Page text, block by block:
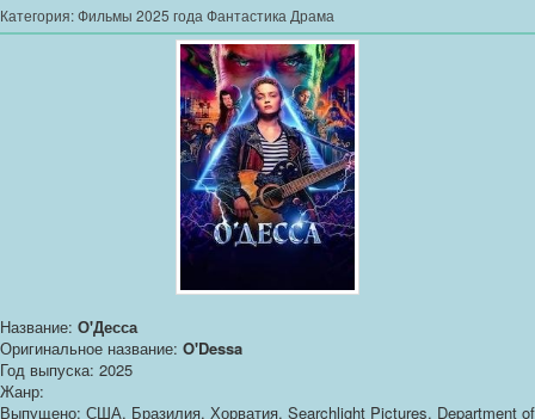
Категория:Фильмы 2025 года Фантастика Драма
Название: О'Десса
Оригинальное название: O'Dessa
Год выпуска: 2025
Жанр:
Выпущено: США, Бразилия, Хорватия, Searchlight Pictures, Department of